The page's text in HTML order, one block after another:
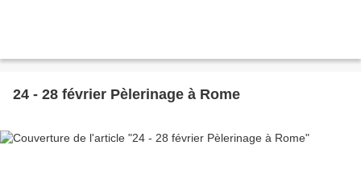
24 - 28 février Pèlerinage à Rome